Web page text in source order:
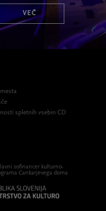
VEČ
spletnih vsebin CD
sofinancer kulturno-
Cankarjevega doma